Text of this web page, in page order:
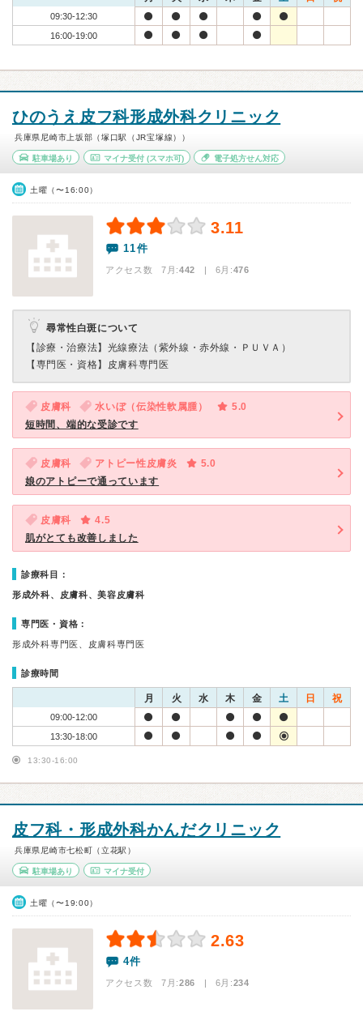
09:30-12:30
16:00-19:00
ひのうえ皮フ科形成外科クリニック
兵庫県尼崎市上坂部（塚口駅（JR宝塚線））
駐車場あり マイナ受付(スマホ可) 電子処方せん対応
土曜（〜16:00）
3.11
11件
アクセス数 7月:442 | 6月:476
尋常性白斑について
【診療・治療法】 光線療法（紫外線・赤外線・ＰＵＶＡ）
【専門医・資格】 皮膚科専門医
皮膚科 水いぼ（伝染性軟属腫）
5.0
短時間、端的な受診です
皮膚科 アトピー性皮膚炎
5.0
娘のアトピーで通っています
皮膚科
4.5
肌がとても改善しました
診療科目：
形成外科、皮膚科、美容皮膚科
専門医・資格：
形成外科専門医、皮膚科専門医
診療時間
月 火 水 木 金 土 日 祝
09:00-12:00
13:30-18:00
13:30-16:00
皮フ科・形成外科かんだクリニック
兵庫県尼崎市七松町（立花駅）
駐車場あり マイナ受付
土曜（〜19:00）
2.63
4件
アクセス数 7月:286 | 6月:234